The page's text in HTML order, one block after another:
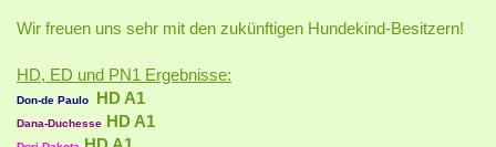
Wir freuen uns sehr mit den zukünftigen Hundekind-Besitzern!
HD, ED und PN1 Ergebnisse:
Don-de Paulo HD A1
Dana-Duchesse HD A1